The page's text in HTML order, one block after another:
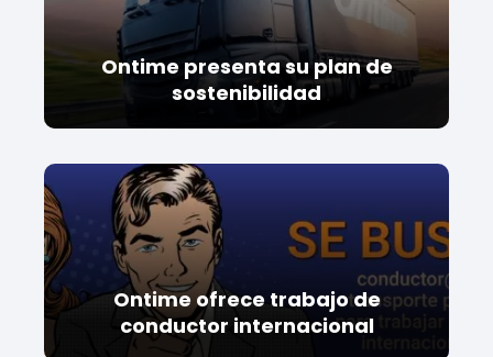
Ontime presenta su plan de
sostenibilidad
Ontime ofrece trabajo de
conductor internacional